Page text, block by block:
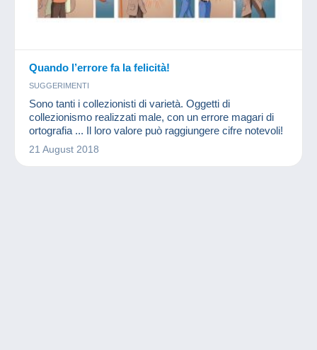
Quando l’errore fa la felicità!
SUGGERIMENTI
Sono tanti i collezionisti di varietà. Oggetti di
collezionismo realizzati male, con un errore magari di
ortografia ... Il loro valore può raggiungere cifre notevoli!
21 August 2018